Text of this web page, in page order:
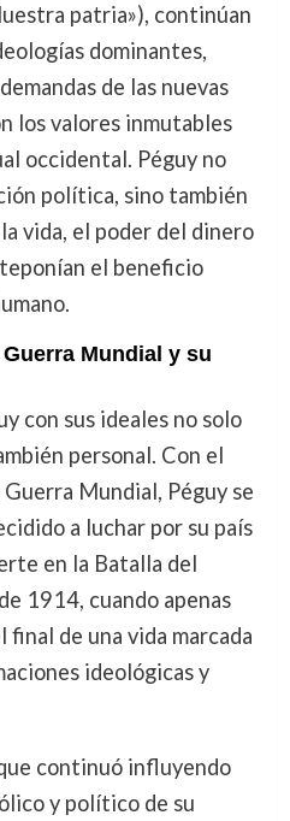
patria»), continúan
dominantes,
de las nuevas
los valores inmutables
occidental. Péguy no
política, sino también
vida, el poder del dinero
el beneficio
Mundial y su
con sus ideales no solo
personal. Con el
Mundial, Péguy se
a luchar por su país
en la Batalla del
1914, cuando apenas
final de una vida marcada
ideológicas y
continuó influyendo
y político de su